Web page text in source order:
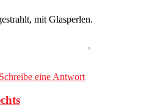
mit Glasperlen.
Schreibe eine Antwort